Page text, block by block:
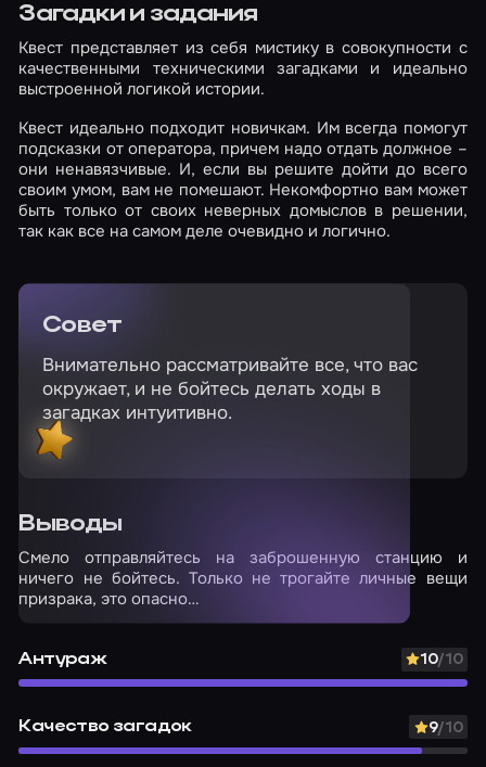
Загадки и задания
Квест представляет из себя мистику в совокупности с
качественными техническими загадками и идеально
выстроенной логикой истории.
Квест идеально подходит новичкам. Им всегда помогут
подсказки от оператора, причем надо отдать должное –
они ненавязчивые. И, если вы решите дойти до всего
своим умом, вам не помешают. Некомфортно вам может
быть только от своих неверных домыслов в решении,
так как все на самом деле очевидно и логично.
Совет
Внимательно рассматривайте все, что вас
окружает, и не бойтесь делать ходы в
загадках интуитивно.
Выводы
Смело отправляйтесь на заброшенную станцию и
ничего не бойтесь. Только не трогайте личные вещи
призрака, это опасно…
Антураж 10/10
Качество загадок 9/10